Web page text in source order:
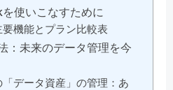
使いこなすために
機能とプラン比較表
：未来のデータ管理を今
データ資産」の管理：あ